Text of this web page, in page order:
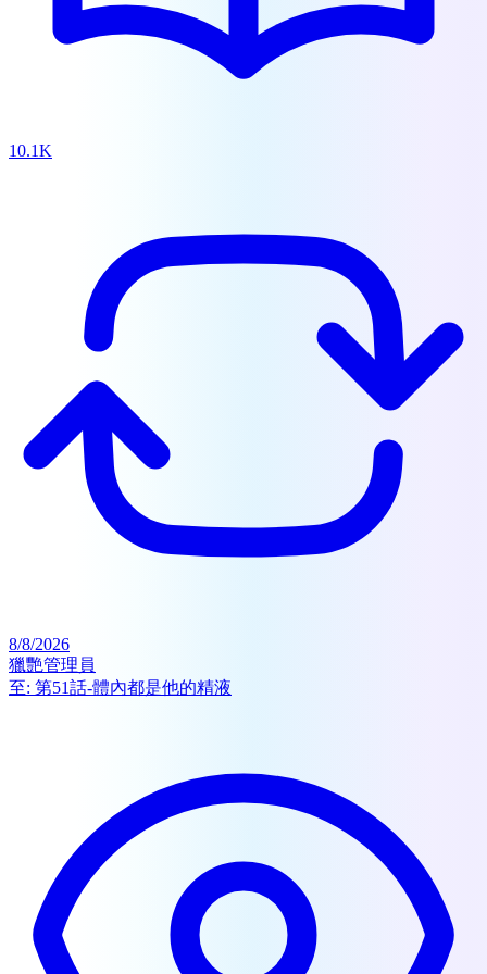
10.1K
8/8/2026
獵艷管理員
至: 第51話-體內都是他的精液